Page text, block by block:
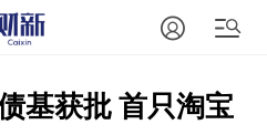
基获批 首只淘宝